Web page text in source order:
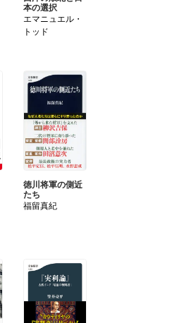
本の選択
エマニュエル・
トッド
徳川将軍の側近
たち
福留真紀